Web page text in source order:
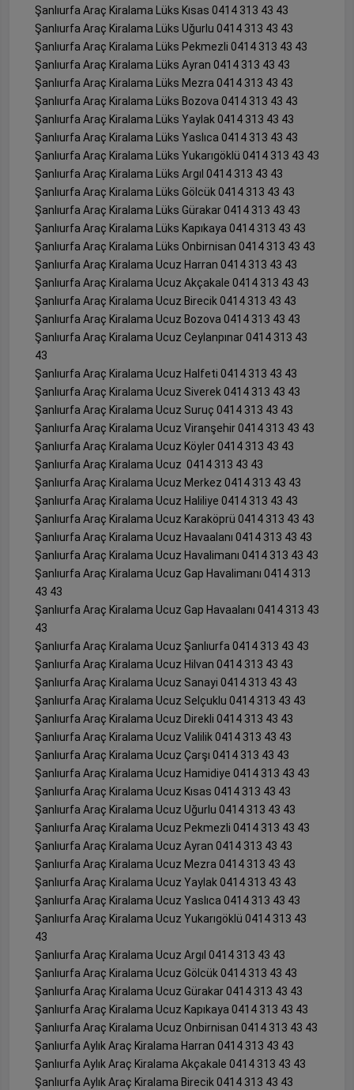
Şanlıurfa Araç Kiralama Lüks Kısas 0414 313 43 43
Şanlıurfa Araç Kiralama Lüks Uğurlu 0414 313 43 43
Şanlıurfa Araç Kiralama Lüks Pekmezli 0414 313 43 43
Şanlıurfa Araç Kiralama Lüks Ayran 0414 313 43 43
Şanlıurfa Araç Kiralama Lüks Mezra 0414 313 43 43
Şanlıurfa Araç Kiralama Lüks Bozova 0414 313 43 43
Şanlıurfa Araç Kiralama Lüks Yaylak 0414 313 43 43
Şanlıurfa Araç Kiralama Lüks Yaslıca 0414 313 43 43
Şanlıurfa Araç Kiralama Lüks Yukarıgöklü 0414 313 43 43
Şanlıurfa Araç Kiralama Lüks Argıl 0414 313 43 43
Şanlıurfa Araç Kiralama Lüks Gölcük 0414 313 43 43
Şanlıurfa Araç Kiralama Lüks Gürakar 0414 313 43 43
Şanlıurfa Araç Kiralama Lüks Kapıkaya 0414 313 43 43
Şanlıurfa Araç Kiralama Lüks Onbirnisan 0414 313 43 43
Şanlıurfa Araç Kiralama Ucuz Harran 0414 313 43 43
Şanlıurfa Araç Kiralama Ucuz Akçakale 0414 313 43 43
Şanlıurfa Araç Kiralama Ucuz Birecik 0414 313 43 43
Şanlıurfa Araç Kiralama Ucuz Bozova 0414 313 43 43
Şanlıurfa Araç Kiralama Ucuz Ceylanpınar 0414 313 43
43
Şanlıurfa Araç Kiralama Ucuz Halfeti 0414 313 43 43
Şanlıurfa Araç Kiralama Ucuz Siverek 0414 313 43 43
Şanlıurfa Araç Kiralama Ucuz Suruç 0414 313 43 43
Şanlıurfa Araç Kiralama Ucuz Viranşehir 0414 313 43 43
Şanlıurfa Araç Kiralama Ucuz Köyler 0414 313 43 43
Şanlıurfa Araç Kiralama Ucuz 0414 313 43 43
Şanlıurfa Araç Kiralama Ucuz Merkez 0414 313 43 43
Şanlıurfa Araç Kiralama Ucuz Haliliye 0414 313 43 43
Şanlıurfa Araç Kiralama Ucuz Karaköprü 0414 313 43 43
Şanlıurfa Araç Kiralama Ucuz Havaalanı 0414 313 43 43
Şanlıurfa Araç Kiralama Ucuz Havalimanı 0414 313 43 43
Şanlıurfa Araç Kiralama Ucuz Gap Havalimanı 0414 313
43 43
Şanlıurfa Araç Kiralama Ucuz Gap Havaalanı 0414 313 43
43
Şanlıurfa Araç Kiralama Ucuz Şanlıurfa 0414 313 43 43
Şanlıurfa Araç Kiralama Ucuz Hilvan 0414 313 43 43
Şanlıurfa Araç Kiralama Ucuz Sanayi 0414 313 43 43
Şanlıurfa Araç Kiralama Ucuz Selçuklu 0414 313 43 43
Şanlıurfa Araç Kiralama Ucuz Direkli 0414 313 43 43
Şanlıurfa Araç Kiralama Ucuz Valilik 0414 313 43 43
Şanlıurfa Araç Kiralama Ucuz Çarşı 0414 313 43 43
Şanlıurfa Araç Kiralama Ucuz Hamidiye 0414 313 43 43
Şanlıurfa Araç Kiralama Ucuz Kısas 0414 313 43 43
Şanlıurfa Araç Kiralama Ucuz Uğurlu 0414 313 43 43
Şanlıurfa Araç Kiralama Ucuz Pekmezli 0414 313 43 43
Şanlıurfa Araç Kiralama Ucuz Ayran 0414 313 43 43
Şanlıurfa Araç Kiralama Ucuz Mezra 0414 313 43 43
Şanlıurfa Araç Kiralama Ucuz Yaylak 0414 313 43 43
Şanlıurfa Araç Kiralama Ucuz Yaslıca 0414 313 43 43
Şanlıurfa Araç Kiralama Ucuz Yukarıgöklü 0414 313 43
43
Şanlıurfa Araç Kiralama Ucuz Argıl 0414 313 43 43
Şanlıurfa Araç Kiralama Ucuz Gölcük 0414 313 43 43
Şanlıurfa Araç Kiralama Ucuz Gürakar 0414 313 43 43
Şanlıurfa Araç Kiralama Ucuz Kapıkaya 0414 313 43 43
Şanlıurfa Araç Kiralama Ucuz Onbirnisan 0414 313 43 43
Şanlıurfa Aylık Araç Kiralama Harran 0414 313 43 43
Şanlıurfa Aylık Araç Kiralama Akçakale 0414 313 43 43
Şanlıurfa Aylık Araç Kiralama Birecik 0414 313 43 43